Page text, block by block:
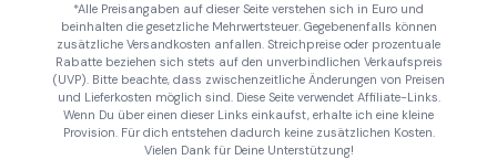
*Alle Preisangaben auf dieser Seite verstehen sich in Euro und
beinhalten die gesetzliche Mehrwertsteuer. Gegebenenfalls können
zusätzliche Versandkosten anfallen. Streichpreise oder prozentuale
Rabatte beziehen sich stets auf den unverbindlichen Verkaufspreis
(UVP). Bitte beachte, dass zwischenzeitliche Änderungen von Preisen
und Lieferkosten möglich sind. Diese Seite verwendet Affiliate-Links.
Wenn Du über einen dieser Links einkaufst, erhalte ich eine kleine
Provision. Für dich entstehen dadurch keine zusätzlichen Kosten.
Vielen Dank für Deine Unterstützung!